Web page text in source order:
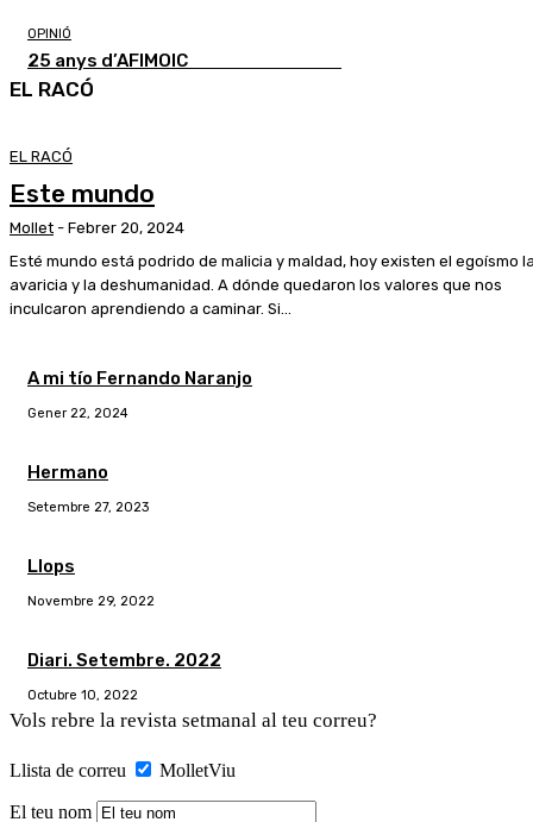
OPINIÓ
25 anys d’AFIMOIC
EL RACÓ
EL RACÓ
Este mundo
Mollet - Febrer 20, 2024
Esté mundo está podrido de malicia y maldad, hoy existen el egoísmo
avaricia y la deshumanidad. A dónde quedaron los valores que nos
inculcaron aprendiendo a caminar. Si...
A mi tío Fernando Naranjo
Gener 22, 2024
Hermano
Setembre 27, 2023
Llops
Novembre 29, 2022
Diari. Setembre. 2022
Octubre 10, 2022
Vols rebre la revista setmanal al teu correu?
Llista de correu MolletViu
El teu nom